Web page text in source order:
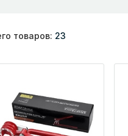
товаров: 23